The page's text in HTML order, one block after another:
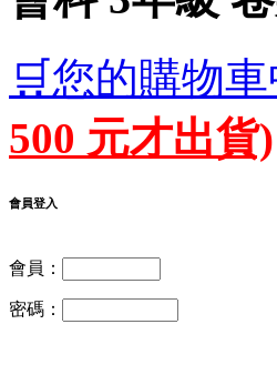
🛒您的購物
500 元才出貨)
會員登入
會員：
密碼：